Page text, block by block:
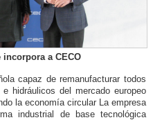
a CECO
capaz de remanufacturar todos
hidráulicos del mercado europeo
la economía circular La empresa
industrial de base tecnológica